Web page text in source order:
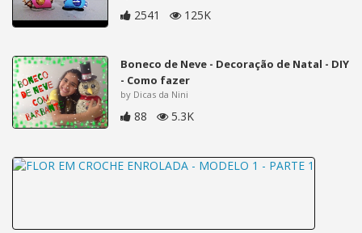
2541 125K
Boneco de Neve - Decoração de Natal - DIY
- Como fazer
by Dicas da Nini
88 5.3K